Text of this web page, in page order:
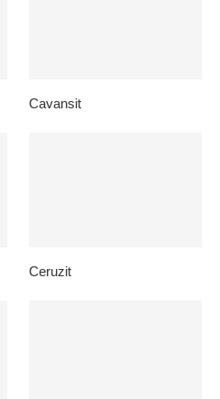
Cavansit
Ceruzit